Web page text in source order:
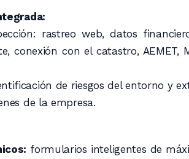
rastreo web, datos
conexión con el catastro, AEMET,
de riesgos del entorno y
de la empresa.
formularios inteligentes de